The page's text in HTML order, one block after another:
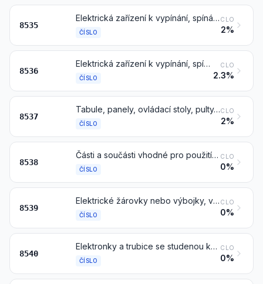
8535
Elektrická zařízení k vypínání, spínání nebo k ochraně elektrických obvodů, nebo k jejich zapojování, spojování a připojování (například vypínače, spínače, pojistky, bleskojistky, omezovače napětí, omezovače proudu, zástrčky a jiné konektory, svorkové krabice), pro napětí převyšující 1000 V
ČÍSLO
CLO
2%
8536
Elektrická zařízení k vypínání, spínání nebo k ochraně elektrických obvodů, nebo k jejich zapojování, spojování a připojování (například vypínače, spínače, relé, pojistky, omezovače proudu, zástrčky, zásuvky, objímky žárovek a jiné konektory, svorkové krabice), pro napětí nepřesahující 1000 V; konektory pro optická vlákna, pro svazky optických vláken nebo pro kabely z optických vláken
ČÍSLO
CLO
2.3%
8537
Tabule, panely, ovládací stoly, pulty, skříně a jiné základny, vybavené dvěma nebo více zařízeními čísel 8535 nebo 8536, pro elektrické ovládání nebo rozvod elektrického proudu, včetně těch, které mají vestavěny nástroje nebo přístroje kapitoly 90, číslicové ovládací přístroje, jiné než spojovací přístroje čísla 8517
ČÍSLO
CLO
2%
8538
Části a součásti vhodné pro použití výhradně nebo hlavně se zařízeními čísel 8535, 8536 nebo 8537
ČÍSLO
CLO
0%
8539
Elektrické žárovky nebo výbojky, včetně žárovek pro světlomety, tzv. „zapečetěných světlometů“ a ultrafialových nebo infračervených žárovek a výbojek; obloukovky; LED světelné zdroje
ČÍSLO
CLO
0%
8540
Elektronky a trubice se studenou katodou, se žhavenou katodou nebo fotokatodou (například vakuové nebo parami či plyny plněné elektronky a trubice, rtuťové usměrňovací výbojky a trubice, obrazovky (CRT), snímací elektronky televizních kamer)
ČÍSLO
CLO
0%